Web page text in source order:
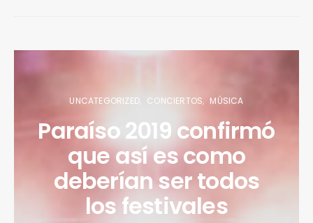
UNCATEGORIZED CONCIERTOS MÚSICA
Paraíso 2019 confirmó
que así es como
deberían ser todos
los festivales